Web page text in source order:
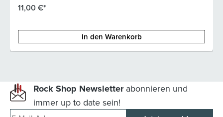
11,00 €*
In den Warenkorb
Rock Shop Newsletterabonnieren und
immer up to date sein!